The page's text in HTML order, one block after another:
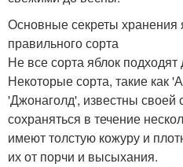
Основные секреты хранения
правильного сорта
Не все сорта яблок
Некоторые сорта, такие как
'Джонаголд', известны своей
сохраняться в течение
имеют толстую кожуру и
их от порчи и высыхания.